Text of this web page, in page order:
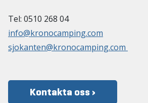
Tel: 0510 268 04
info@kronocamping.com
sjokanten@kronocamping.com
Kontakta oss ›